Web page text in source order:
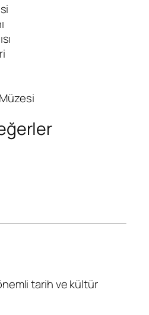
tarih ve kültür